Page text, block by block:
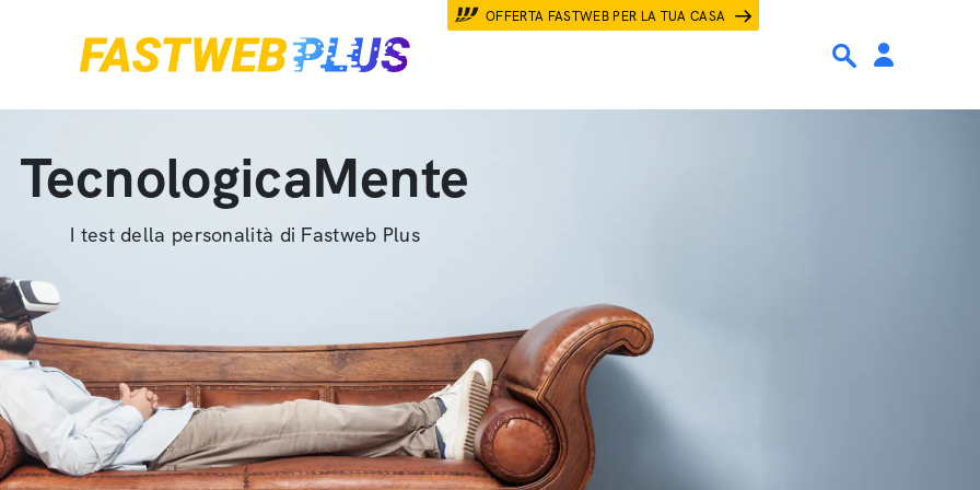
OFFERTA FASTWEB PER LA TUA CASA
TecnologicaMente
I test della personalità di Fastweb Plus